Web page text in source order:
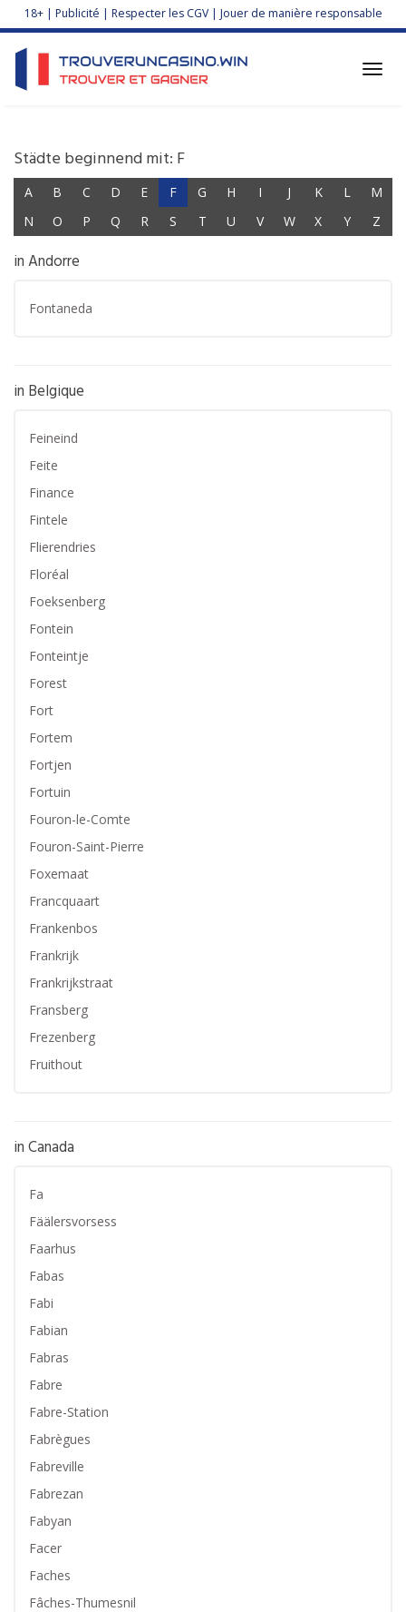
to
main
18+ | Publicité | Respecter les CGV | Jouer de manière responsable
Städte beginnend mit: F
A B C D E F G H I J K L
M
N
O P Q R S T U V W X Y Z
in Andorre
Fontaneda
in Belgique
Feineind
Feite
Finance
Fintele
Flierendries
Floréal
Foeksenberg
Fontein
Fonteintje
Forest
Fort
Fortem
Fortjen
Fortuin
Fouron-le-Comte
Fouron-Saint-Pierre
Foxemaat
Francquaart
Frankenbos
Frankrijk
Frankrijkstraat
Fransberg
Frezenberg
Fruithout
in Canada
Fa
Fäälersvorsess
Faarhus
Fabas
Fabi
Fabian
Fabras
Fabre
Fabre-Station
Fabrègues
Fabreville
Fabrezan
Fabyan
Facer
Faches
Fâches-Thumesnil